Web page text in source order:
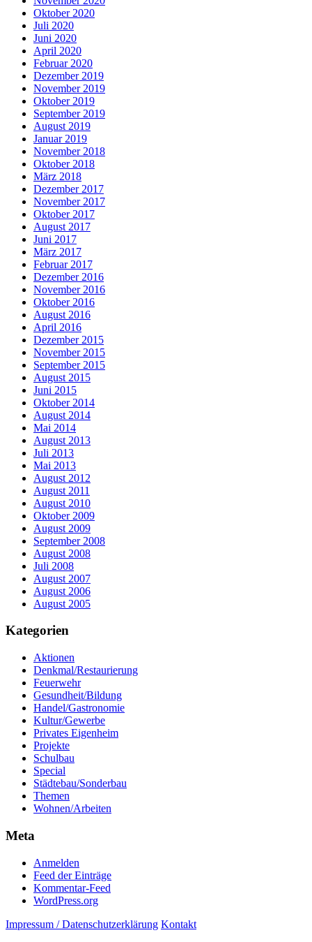
Oktober 2020
Juli 2020
Juni 2020
April 2020
Februar 2020
Dezember 2019
November 2019
Oktober 2019
September 2019
August 2019
Januar 2019
November 2018
Oktober 2018
März 2018
Dezember 2017
November 2017
Oktober 2017
August 2017
Juni 2017
März 2017
Februar 2017
Dezember 2016
November 2016
Oktober 2016
August 2016
April 2016
Dezember 2015
November 2015
September 2015
August 2015
Juni 2015
Oktober 2014
August 2014
Mai 2014
August 2013
Juli 2013
Mai 2013
August 2012
August 2011
August 2010
Oktober 2009
August 2009
September 2008
August 2008
Juli 2008
August 2007
August 2006
August 2005
Kategorien
Aktionen
Denkmal/Restaurierung
Feuerwehr
Gesundheit/Bildung
Handel/Gastronomie
Kultur/Gewerbe
Privates Eigenheim
Projekte
Schulbau
Special
Städtebau/Sonderbau
Themen
Wohnen/Arbeiten
Meta
Anmelden
Feed der Einträge
Kommentar-Feed
WordPress.org
Impressum / Datenschutzerklärung Kontakt